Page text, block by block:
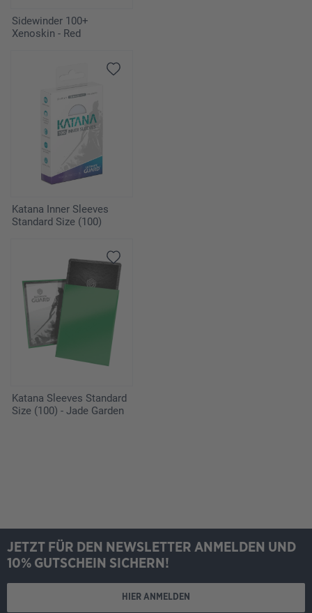
Sidewinder 100+
Xenoskin - Red
Katana Inner Sleeves
Standard Size (100)
Katana Sleeves Standard
Size (100) - Jade Garden
JETZT FÜR DEN NEWSLETTER ANMELDEN UND
10% GUTSCHEIN SICHERN!
HIER ANMELDEN